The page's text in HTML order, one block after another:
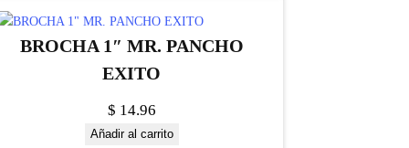
BROCHA 1″ MR. PANCHO
EXITO
$ 14.96
Añadir al carrito